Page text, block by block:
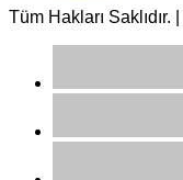
Tüm Hakları Saklıdır. |